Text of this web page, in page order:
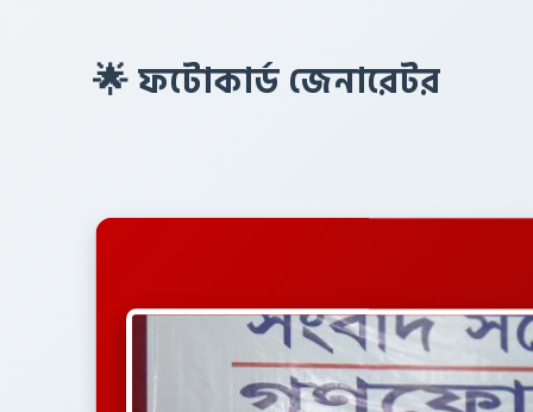
🌟 ফটোকার্ড জেনারেটর